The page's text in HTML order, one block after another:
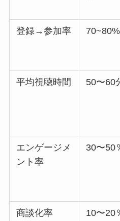
登録→参加率 70~80%
平均視聴時間 50〜60
エンゲージメ
ント率
30〜50
商談化率
10〜20